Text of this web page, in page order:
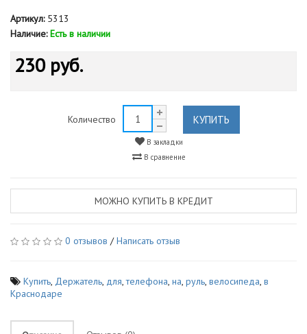
Артикул:5313
Наличие: Есть в наличии
230 руб.
Количество КУПИТЬ
В закладки
В сравнение
МОЖНО КУПИТЬ В КРЕДИТ
0 отзывов /Написать отзыв
Купить, Держатель, для,телефона, на, руль, велосипеда, в
Краснодаре